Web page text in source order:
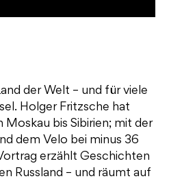
der Welt – und für viele
Holger Fritzsche hat
Moskau bis Sibirien; mit der
dem Velo bei minus 36
erzählt Geschichten
Russland – und räumt auf